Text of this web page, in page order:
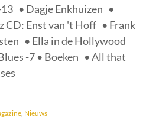
• Dagje Enkhuizen •
CD: Enst van 't Hoff • Frank
• Ella in de Hollywood
-7 • Boeken • All that
Nieuws